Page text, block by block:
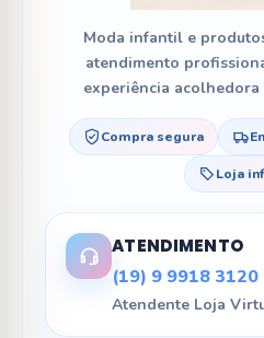
Moda infantil e
atendimento
experiência
Compra segura
Loja
ATENDIMENTO
(19) 9 9918 3120
Atendente Loja